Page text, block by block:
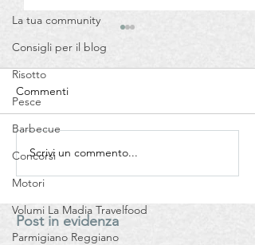
La tua community
Consigli per il blog
Risotto
Pesce
Barbecue
Concorsi
Motori
Volumi La Madia Travelfood
Parmigiano Reggiano
SANTA OLIVA -100% Olio
Extra Vergine di Oliva -
I.G.P. Sicilia – Biologico -
Miceli & Sensat – Azienda
Agricola Biologica
Commenti
Scrivi un commento...
Post in evidenza